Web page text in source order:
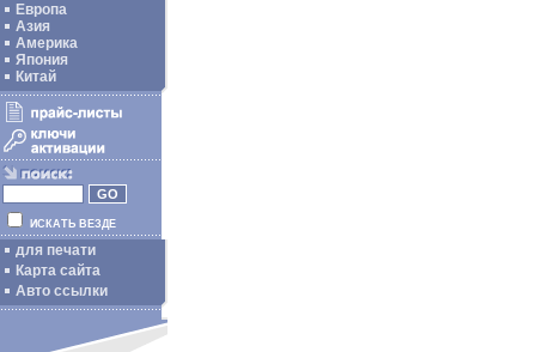
Европа
Азия
Америка
Япония
Китай
ИСКАТЬ ВЕЗДЕ
для печати
Карта сайта
Авто ссылки